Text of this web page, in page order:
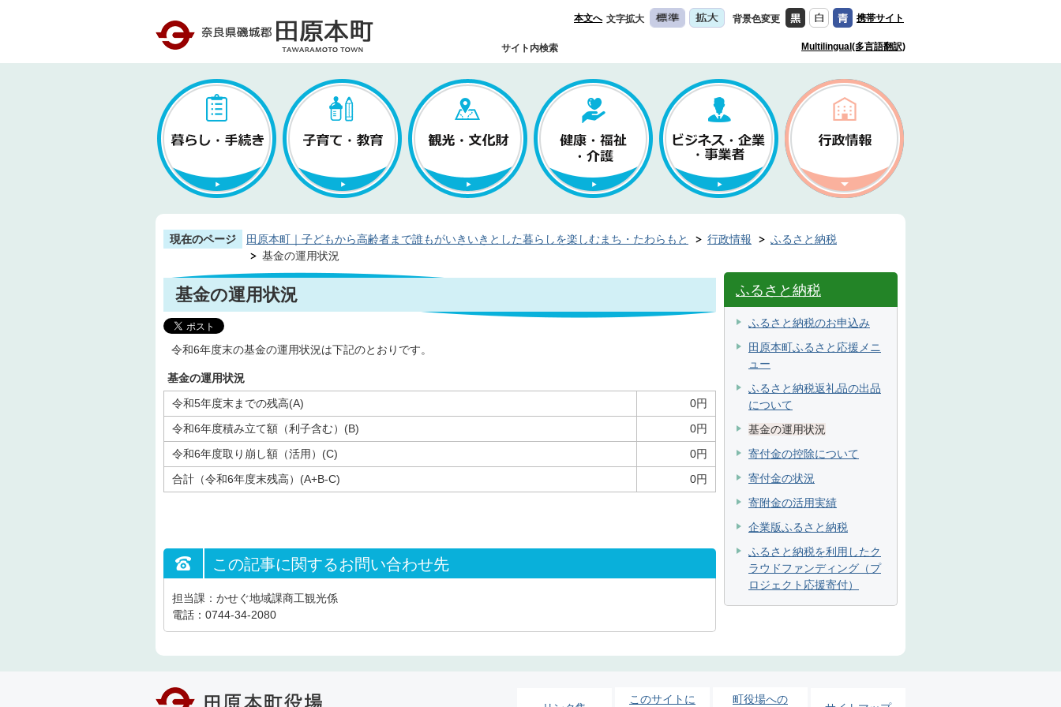
本文へ 文字拡大 背景色変更 携帯サイト
サイト内検索 Multilingual(多言語翻訳)
現在のページ 田原本町｜子どもから高齢者まで誰もがいきいきとした暮らしを楽しむまち・たわらもと 行政情報
ふるさと納税
基金の運用状況
基金の運用状況
令和6年度末の基金の運用状況は下記のとおりです。
基金の運用状況
令和5年度末までの残高(A)
0円
令和6年度積み立て額（利子含む）(B)
0円
令和6年度取り崩し額（活用）(C)
0円
合計（令和6年度末残高）(A+B-C)
0円
この記事に関するお問い合わせ先
担当課：かせぐ地域課商工観光係
電話：0744-34-2080
ふるさと納税
ふるさと納税のお申込み
田原本町ふるさと応援メニ
ュー
ふるさと納税返礼品の出品
について
基金の運用状況
寄付金の控除について
寄付金の状況
寄附金の活用実績
企業版ふるさと納税
ふるさと納税を利用したク
ラウドファンディング（プ
ロジェクト応援寄付）
このサイトに 町役場への